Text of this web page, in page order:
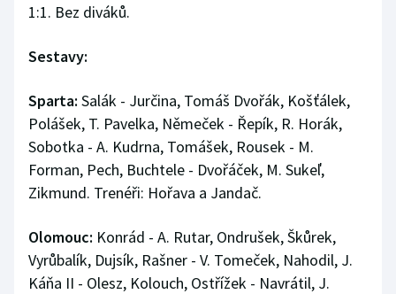
1:1. Bez diváků.
Sestavy:
Sparta: Salák - Jurčina, Tomáš Dvořák, Košťálek,
Polášek, T. Pavelka, Němeček - Řepík, R. Horák,
Sobotka - A. Kudrna, Tomášek, Rousek - M.
Forman, Pech, Buchtele - Dvořáček, M. Sukeľ,
Zikmund. Trenéři: Hořava a Jandač.
Olomouc: Konrád - A. Rutar, Ondrušek, Škůrek,
Vyrůbalík, Dujsík, Rašner - V. Tomeček, Nahodil, J.
Káňa II - Olesz, Kolouch, Ostřížek - Navrátil, J.